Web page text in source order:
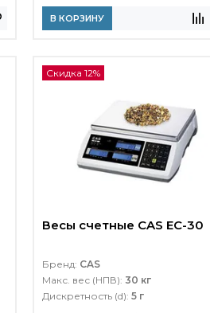
В КОРЗИНУ
Скидка 12%
Весы счетные CAS EC-30
Бренд: CAS
Макс. вес (НПВ): 30 кг
Дискретность (d): 5 г